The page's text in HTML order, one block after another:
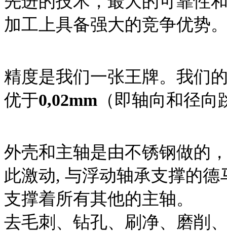
加工上具备强大的竞争优势
精度是我们一张王牌。我们
优于0,02mm （即轴向和径
外壳和主轴是由不锈钢做的
此激动, 与浮动轴承支撑的
支撑着所有其他的主轴。
去毛刺、钻孔、刷净、磨削